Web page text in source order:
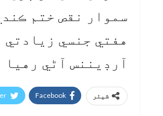
سموار نقص ختم
هفتي جنسي زيادتي
آرڊيننس آڻي رهيا
شیئر Facebook